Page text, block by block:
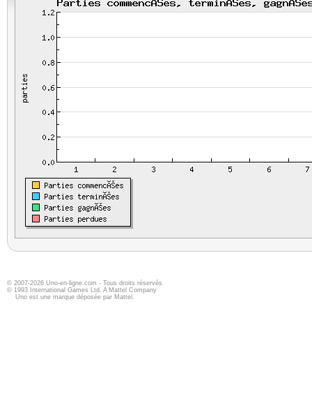
© 2007-2026 Uno-en-ligne.com - Tous droits réservés
© 1993 International Games Ltd. A Mattel Company
Uno est une marque déposée par Mattel.